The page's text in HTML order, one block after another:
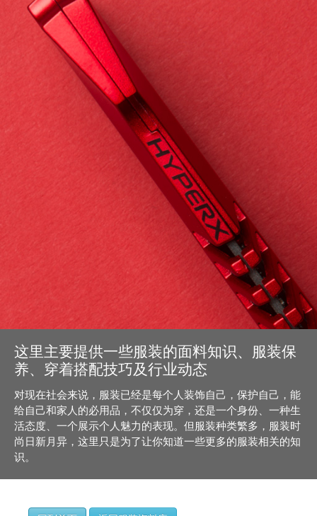
这里主要提供一些服装的面料知识、服装保
养、穿着搭配技巧及行业动态
对现在社会来说，服装已经是每个人装饰自己，保护自己，能
给自己和家人的必用品，不仅仅为穿，还是一个身份、一种生
活态度、一个展示个人魅力的表现。但服装种类繁多，服装时
尚日新月异，这里只是为了让你知道一些更多的服装相关的知
识。